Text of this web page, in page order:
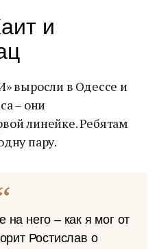
и
выросли в Одессе и
– они
линейке. Ребятам
пару.
на него – как я мог от
Ростислав о